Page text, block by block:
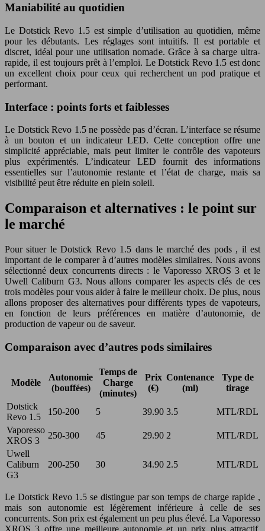
Maniabilité au quotidien
Le Dotstick Revo 1.5 est simple d’utilisation au quotidien, même
pour les débutants. Les réglages sont intuitifs. Il est portable et
discret, idéal pour une utilisation nomade. Grâce à sa charge ultra-
rapide, il est toujours prêt à l’emploi. Le Dotstick Revo 1.5 est donc
un excellent choix pour ceux qui recherchent un pod pratique et
performant.
Interface : points forts et faiblesses
Le Dotstick Revo 1.5 ne possède pas d’écran. L’interface se résume
à un bouton et un indicateur LED. Cette conception offre une
simplicité appréciable, mais peut limiter le contrôle des vapoteurs
plus expérimentés. L’indicateur LED fournit des informations
essentielles sur l’autonomie restante et l’état de charge, mais sa
visibilité peut être réduite en plein soleil.
Comparaison et alternatives : le point sur
le marché
Pour situer leDotstick Revo 1.5 dans le marché des pods , il est
important de le comparer à d’autres modèles similaires. Nous avons
sélectionné deux concurrents directs : le Vaporesso XROS 3 et le
Uwell Caliburn G3. Nous allons comparer les aspects clés de ces
trois modèles pour vous aider à faire le meilleur choix. De plus, nous
allons proposer des alternatives pour différents types de vapoteurs,
en fonction de leurs préférences en matière d’autonomie, de
production de vapeur ou de saveur.
Comparaison avec d’autres pods similaires
Modèle
Autonomie
(bouffées)
Temps de
Charge
(minutes)
Prix
(€)
Contenance
(ml)
Type de
tirage
Dotstick
Revo 1.5
150-200 5 39.90 3.5
MTL/RDL
Vaporesso
XROS 3
250-300 45 29.90 2
MTL/RDL
Uwell
Caliburn
G3
200-250 30 34.90 2.5 MTL/RDL
Le Dotstick Revo 1.5 se distingue par son temps decharge rapide ,
mais son autonomie est légèrement inférieure à celle de ses
concurrents. Son prix est également un peu plus élevé. La Vaporesso
XROS 3 offre une meilleure autonomieet un prix plus attractif,